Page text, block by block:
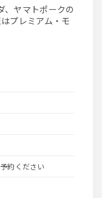
プレミアム・モ
約ください